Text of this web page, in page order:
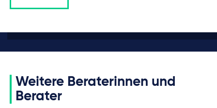
Weitere Beraterinnen und
Berater